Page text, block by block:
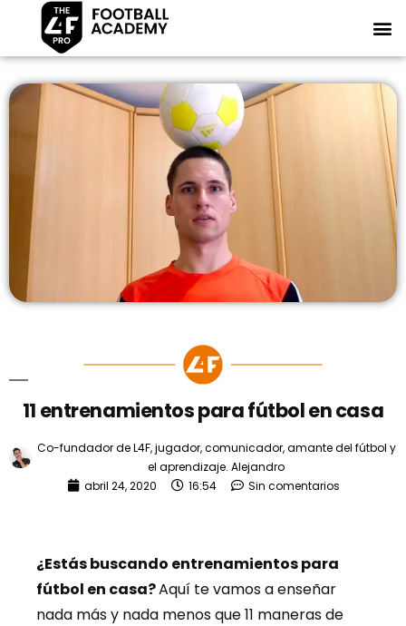
11 entrenamientos para fútbol en casa
Co-fundador de L4F, jugador, comunicador, amante del fútbol y
el aprendizaje. Alejandro
abril 24, 2020
16:54 Sin comentarios
¿Estás buscando entrenamientos para
fútbol en casa?Aquí te vamos a enseñar
nada más y nada menos que 11 maneras de